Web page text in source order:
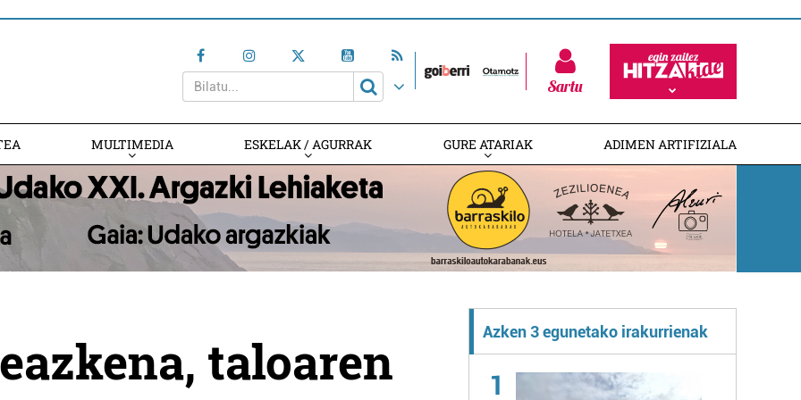
Sartu
MULTIMEDIA ESKELAK / AGURRAK GURE ATARIAK ADIMEN ARTIFIZIALA
taloaren
Azken 3 egunetako irakurrienak
1